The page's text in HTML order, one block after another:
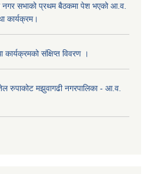
सभाको प्रथम बैठकमा पेश भएको आ.व.
कार्यक्रम।
संक्षिप्त विवरण ।
रुपाकोट मझुवागढी नगरपालिका - आ.व.